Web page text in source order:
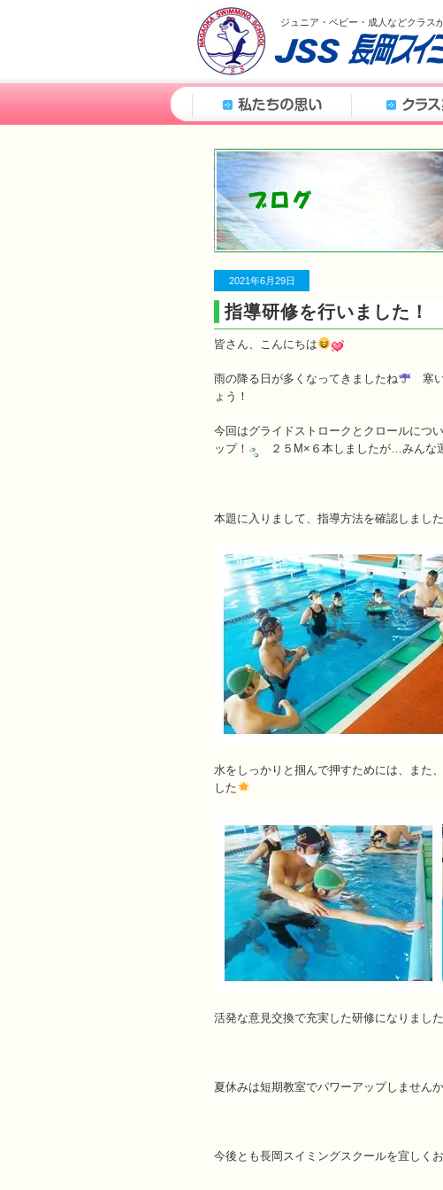
ジュニア・ベビー・成人などクラス
2021年6月29日
指導研修を行いました！
皆さん、こんにちは
雨の降る日が多くなってきましたね
寒い
ょう！
今回はグライドストロークとクロールにつ
ップ！
２５M×６本しましたが…みんな
本題に入りまして、指導方法を確認しました
水をしっかりと掴んで押すためには、また
した
活発な意見交換で充実した研修になりました
夏休みは短期教室でパワーアップしません
今後とも長岡スイミングスクールを宜しく